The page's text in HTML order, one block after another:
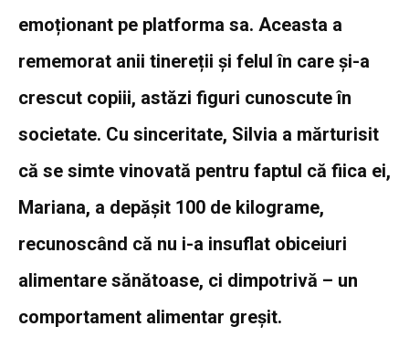
emoționant pe platforma sa. Aceasta a
rememorat anii tinereții și felul în care și-a
crescut copiii, astăzi figuri cunoscute în
societate. Cu sinceritate, Silvia a mărturisit
că se simte vinovată pentru faptul că fiica ei,
Mariana, a depășit 100 de kilograme,
recunoscând că nu i-a insuflat obiceiuri
alimentare sănătoase, ci dimpotrivă – un
comportament alimentar greșit.